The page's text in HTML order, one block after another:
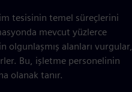
tesisinin temel süreçlerini
mevcut yüzlerce
olgunlaşmış alanları vurgular,
Bu, işletme personelinin
olanak tanır.